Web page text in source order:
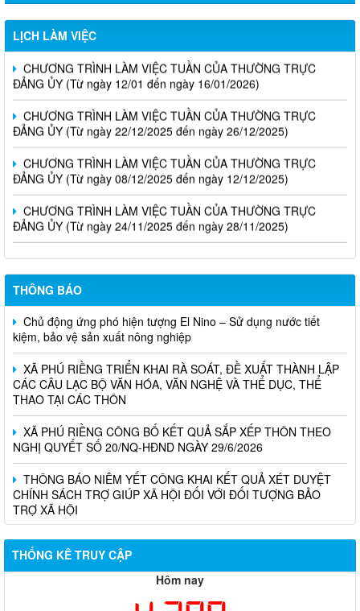
LỊCH LÀM VIỆC
CHƯƠNG TRÌNH LÀM VIỆC TUẦN CỦA THƯỜNG TRỰC
ĐẢNG ỦY (Từ ngày 12/01 đến ngày 16/01/2026)
CHƯƠNG TRÌNH LÀM VIỆC TUẦN CỦA THƯỜNG TRỰC
ĐẢNG ỦY (Từ ngày 22/12/2025 đến ngày 26/12/2025)
CHƯƠNG TRÌNH LÀM VIỆC TUẦN CỦA THƯỜNG TRỰC
ĐẢNG ỦY (Từ ngày 08/12/2025 đến ngày 12/12/2025)
CHƯƠNG TRÌNH LÀM VIỆC TUẦN CỦA THƯỜNG TRỰC
ĐẢNG ỦY (Từ ngày 24/11/2025 đến ngày 28/11/2025)
THÔNG BÁO
Chủ động ứng phó hiện tượng El Nino – Sử dụng nước tiết
kiệm, bảo vệ sản xuất nông nghiệp
XÃ PHÚ RIỀNG TRIỂN KHAI RÀ SOÁT, ĐỀ XUẤT THÀNH LẬP
CÁC CÂU LẠC BỘ VĂN HÓA, VĂN NGHỆ VÀ THỂ DỤC, THỂ
THAO TẠI CÁC THÔN
XÃ PHÚ RIỀNG CÔNG BỐ KẾT QUẢ SẮP XẾP THÔN THEO
NGHỊ QUYẾT SỐ 20/NQ-HĐND NGÀY 29/6/2026
THÔNG BÁO NIÊM YẾT CÔNG KHAI KẾT QUẢ XÉT DUYỆT
CHÍNH SÁCH TRỢ GIÚP XÃ HỘI ĐỐI VỚI ĐỐI TƯỢNG BẢO
TRỢ XÃ HỘI
THỐNG KÊ TRUY CẬP
Hôm nay